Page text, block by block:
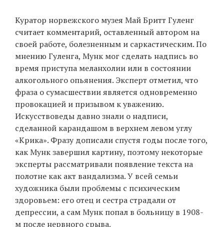
Куратор норвежского музея Май Бритт Гуленг
считает комментарий, оставленный автором на
своей работе, болезненным и саркастическим. По
мнению Гуленга, Мунк мог сделать надпись во
время приступа меланхолии или в состоянии
алкогольного опьянения. Эксперт отметил, что
фраза о сумасшествии является одновременно
провокацией и призывом к уважению.
Искусствоведы давно знали о надписи,
сделанной карандашом в верхнем левом углу
«Крика». Фразу дописали спустя годы после того,
как Мунк завершил картину, поэтому некоторые
эксперты рассматривали появление текста на
полотне как акт вандализма. У всей семьи
художника были проблемы с психическим
здоровьем: его отец и сестра страдали от
депрессии, а сам Мунк попал в больницу в 1908-
м после нервного срыва.